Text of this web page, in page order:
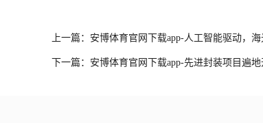
上一篇：安博体育官网下载app-人工智能驱动，
下一篇：安博体育官网下载app-先进封装项目遍